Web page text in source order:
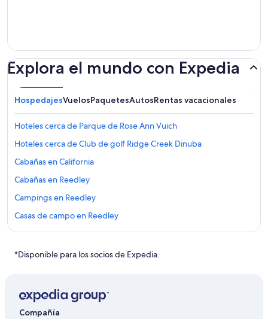
Explora el mundo con Expedia
HospedajesVuelosPaquetesAutosRentas vacacionales
Hoteles cerca de Parque de Rose Ann Vuich
Hoteles cerca de Club de golf Ridge Creek Dinuba
Cabañas en California
Cabañas en Reedley
Campings en Reedley
Casas de campo en Reedley
Casas de huéspedes en Reedley
Casas vacacionales en Reedley
Hoteles de golf en Reedley
Hoteles de lujo en Reedley
*Disponible para los socios de Expedia.
Compañía